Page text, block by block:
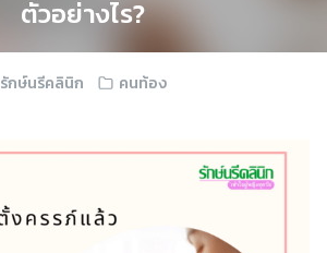
ตัวอย่างไร?
รักษ์นรีคลินิก คนท้อง